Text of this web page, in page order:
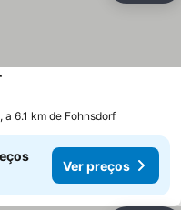
a 6.1 km de Fohnsdorf
Ver preços